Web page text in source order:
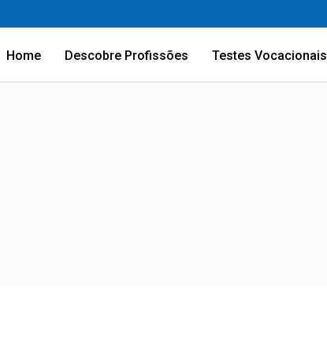
Home Descobre Profissões Testes Vocacionais